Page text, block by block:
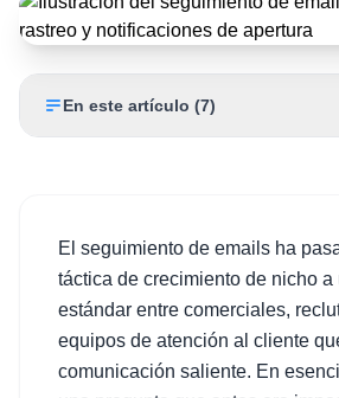
En este artículo (7)
El seguimiento de emails ha
táctica de crecimiento de nicho a
estándar entre comerciales,
equipos de atención al cliente
comunicación saliente. En